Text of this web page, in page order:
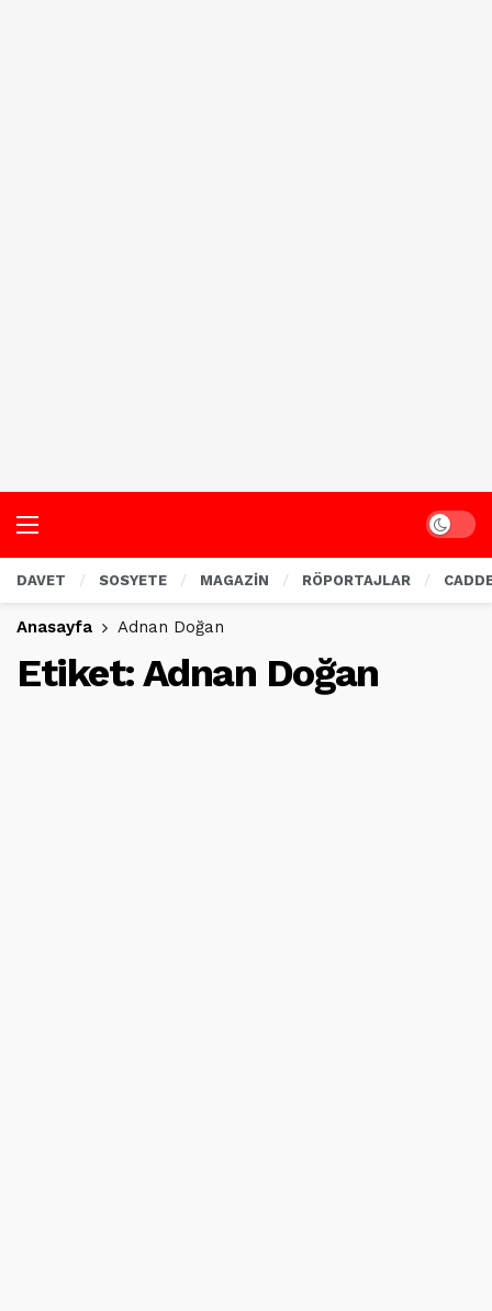
Dark
DAVET SOSYETE MAGAZİN RÖPORTAJLAR
Anasayfa Adnan Doğan
Etiket:Adnan Doğan